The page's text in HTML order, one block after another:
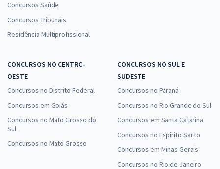
Concursos Saúde
Concursos Tribunais
Residência Multiprofissional
CONCURSOS NO CENTRO-
OESTE
Concursos no Distrito Federal
Concursos em Goiás
Concursos no Mato Grosso do
Sul
Concursos no Mato Grosso
CONCURSOS NO SUL E
SUDESTE
Concursos no Paraná
Concursos no Rio Grande do Sul
Concursos em Santa Catarina
Concursos no Espírito Santo
Concursos em Minas Gerais
Concursos no Rio de Janeiro